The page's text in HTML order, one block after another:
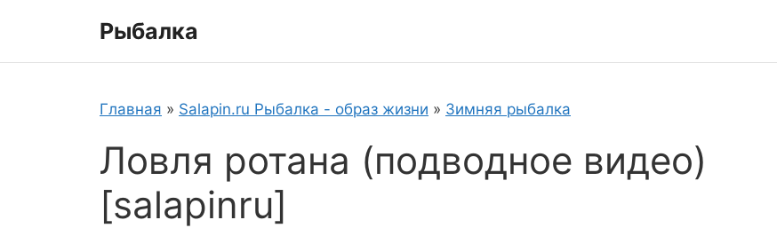
Рыбалка
Главная » Salapin.ru Рыбалка - образ жизни » Зимняя рыбалка
Ловля ротана (подводное видео)
[salapinru]